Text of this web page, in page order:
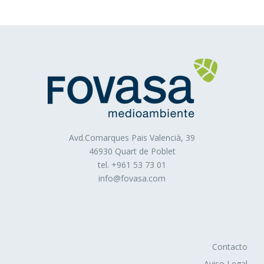
los anuncios.
posible, de los espacios publicitarios que, en su caso, el
editor haya incluido en una página web, aplicación o
plataforma desde la que presta el servicio solicitado.
Estas cookies almacenan información del
observación continuada de sus hábitos de navegación, lo
que permite desarrollar un perfil específico para mostrar
publicidad en función del mismo.
Asimismo, es posible que al visitar alguna página web o
la búsqueda que hayas realizado, desarrollar un control
Avd.Comarques Pais Valencià, 39
46930 Quart de Poblet
tel. +961 53 73 01
info@fovasa.com
Contacto